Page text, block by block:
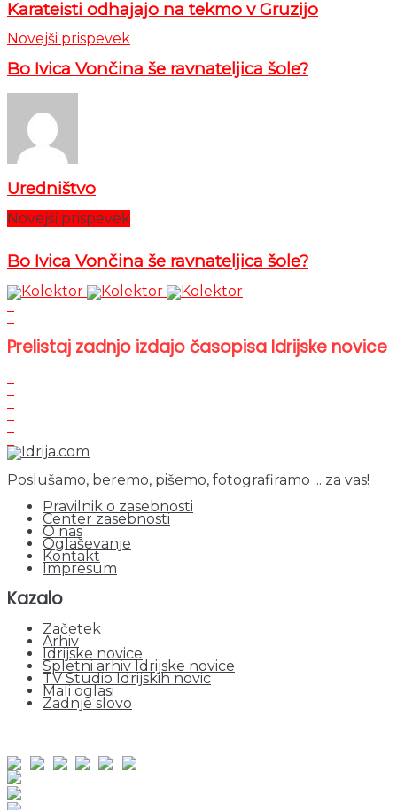
Karateisti odhajajo na tekmo v Gruzijo
Novejši prispevek
Bo Ivica Vončina še ravnateljica šole?
Uredništvo
Novejši prispevek
Bo Ivica Vončina še ravnateljica šole?
Prelistaj zadnjo izdajo časopisa Idrijske novice
Poslušamo, beremo, pišemo, fotografiramo ... za vas!
Pravilnik o zasebnosti
Center zasebnosti
O nas
Oglaševanje
Kontakt
Impresum
Kazalo
Začetek
Arhiv
Idrijske novice
Spletni arhiv Idrijske novice
TV Studio Idrijskih novic
Mali oglasi
Zadnje slovo